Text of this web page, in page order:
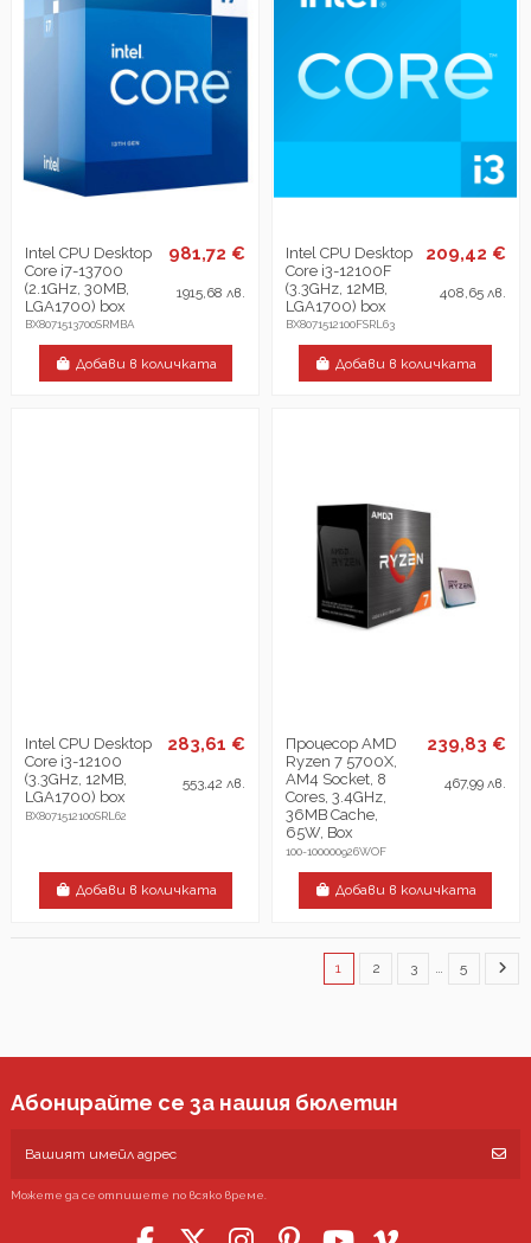
Intel CPU Desktop
Core i7-13700
(2.1GHz, 30MB,
LGA1700) box
BX8071513700SRMBA
981,72 €
1915,68 лв.
Добави в количката
Intel CPU Desktop
Core i3-12100F
(3.3GHz, 12MB,
LGA1700) box
BX8071512100FSRL63
209,42 €
408,65 лв.
Добави в количката
Intel CPU Desktop
Core i3-12100
(3.3GHz, 12MB,
LGA1700) box
BX8071512100SRL62
283,61 €
553,42 лв.
Добави в количката
Процесор AMD
Ryzen 7 5700X,
AM4 Socket, 8
Cores, 3.4GHz,
36MB Cache,
65W, Box
100-100000926WOF
239,83 €
467,99 лв.
Добави в количката
1 2 3 … 5
Абонирайте се за нашия бюлетин
Можете да се отпишете по всяко време.